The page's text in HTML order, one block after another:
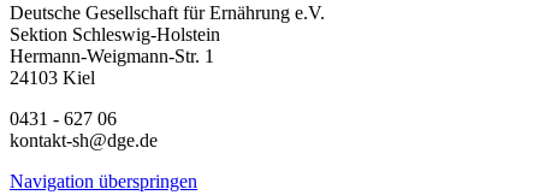
Deutsche Gesellschaft für Ernährung e.V.
Sektion Schleswig-Holstein
Hermann-Weigmann-Str. 1
24103 Kiel
0431 - 627 06
kontakt-sh@dge.de
Navigation überspringen